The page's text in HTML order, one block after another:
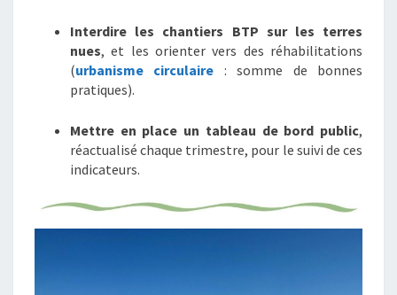
Interdire les chantiers BTP sur les terres
nues, et les orienter vers des réhabilitations
(urbanisme circulaire : somme de bonnes
pratiques).
Mettre en place un tableau de bord public,
réactualisé chaque trimestre, pour le suivi de ces
indicateurs.